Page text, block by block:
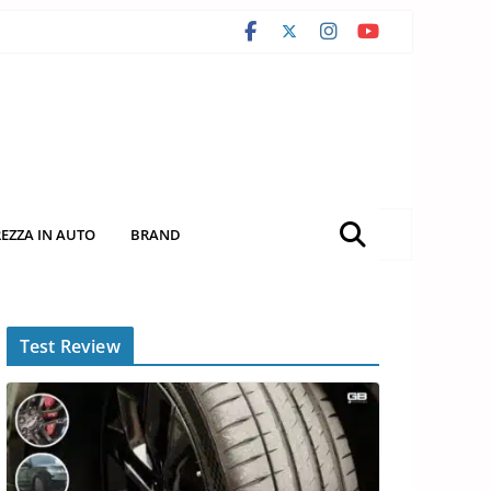
IN AUTO BRAND
Test Review